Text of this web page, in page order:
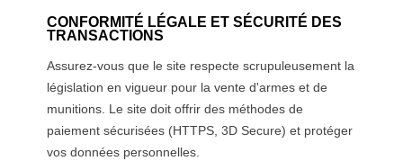
CONFORMITÉ LÉGALE ET SÉCURITÉ DES
TRANSACTIONS
Assurez-vous que le site respecte scrupuleusement la
législation en vigueur pour la vente d'armes et de
munitions. Le site doit offrir des méthodes de
paiement sécurisées (HTTPS, 3D Secure) et protéger
vos données personnelles.